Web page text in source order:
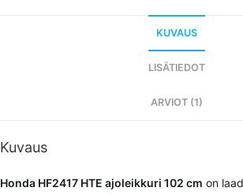
KUVAUS
LISÄTIEDOT
ARVIOT (1)
Kuvaus
Honda HF2417 HTE ajoleikkuri 102 cm on